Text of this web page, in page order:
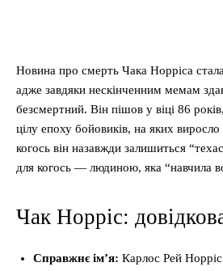
Новина про смерть Чака Норріса
адже завдяки нескінченним мемам
безсмертний. Він пішов у віці 86
цілу епоху бойовиків, на яких
когось він назавжди залишиться
для когось — людиною, яка “навчила
Чак Норріс:
Справжнє ім’я: Карлос Рей